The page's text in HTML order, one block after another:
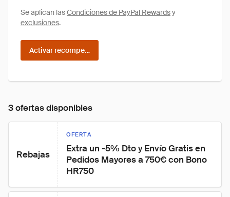
Se aplican lasCondiciones de PayPal Rewardsy
exclusiones.
Activar recompensas
3 ofertas disponibles
Rebajas
OFERTA
Extra un -5% Dto y Envío Gratis en
Pedidos Mayores a 750€ con Bono
HR750